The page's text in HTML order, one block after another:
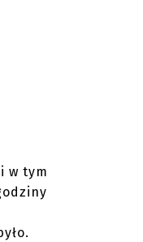
w tym